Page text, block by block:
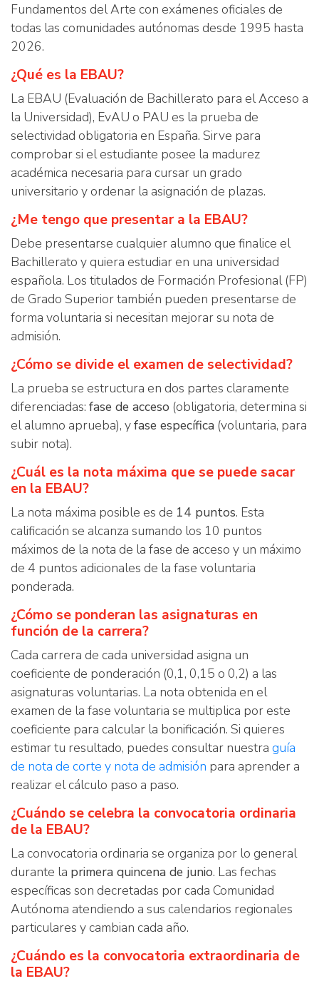
Fundamentos del Arte con exámenes oficiales de
todas las comunidades autónomas desde 1995 hasta
2026.
¿Qué es la EBAU?
La EBAU (Evaluación de Bachillerato para el Acceso a
la Universidad), EvAU o PAU es la prueba de
selectividad obligatoria en España. Sirve para
comprobar si el estudiante posee la madurez
académica necesaria para cursar un grado
universitario y ordenar la asignación de plazas.
¿Me tengo que presentar a la EBAU?
Debe presentarse cualquier alumno que finalice el
Bachillerato y quiera estudiar en una universidad
española. Los titulados de Formación Profesional (FP)
de Grado Superior también pueden presentarse de
forma voluntaria si necesitan mejorar su nota de
admisión.
¿Cómo se divide el examen de selectividad?
La prueba se estructura en dos partes claramente
diferenciadas: fase de acceso (obligatoria, determina si
el alumno aprueba), yfase específica (voluntaria, para
subir nota).
¿Cuál es la nota máxima que se puede sacar
en la EBAU?
La nota máxima posible es de 14 puntos. Esta
calificación se alcanza sumando los 10 puntos
máximos de la nota de la fase de acceso y un máximo
de 4 puntos adicionales de la fase voluntaria
ponderada.
¿Cómo se ponderan las asignaturas en
función de la carrera?
Cada carrera de cada universidad asigna un
coeficiente de ponderación (0,1, 0,15 o 0,2) a las
asignaturas voluntarias. La nota obtenida en el
examen de la fase voluntaria se multiplica por este
coeficiente para calcular la bonificación. Si quieres
estimar tu resultado, puedes consultar nuestra guía
de nota de corte y nota de admisión para aprender a
realizar el cálculo paso a paso.
¿Cuándo se celebra la convocatoria ordinaria
de la EBAU?
La convocatoria ordinaria se organiza por lo general
durante la primera quincena de junio. Las fechas
específicas son decretadas por cada Comunidad
Autónoma atendiendo a sus calendarios regionales
particulares y cambian cada año.
¿Cuándo es la convocatoria extraordinaria de
la EBAU?